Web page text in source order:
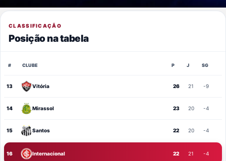
CLASSIFICAÇÃO
Posição na tabela
# CLUBE P J SG
13 Vitória 26 21 -9
14 Mirassol 23 20 -4
15 Santos 22 20 -4
16 Internacional 22 21 -4